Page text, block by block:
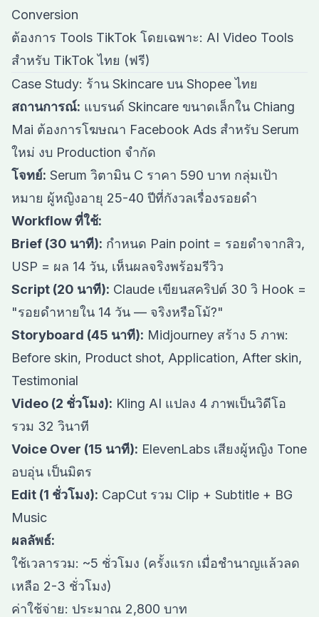
Conversion
ต้องการ Tools TikTok โดยเฉพาะ: AI Video Tools
สำหรับ TikTok ไทย (ฟรี)
Case Study: ร้าน Skincare บน Shopee ไทย
สถานการณ์: แบรนด์ Skincare ขนาดเล็กใน Chiang
Mai ต้องการโฆษณา Facebook Ads สำหรับ Serum
ใหม่ งบ Production จำกัด
โจทย์: Serum วิตามิน C ราคา 590 บาท กลุ่มเป้า
หมาย ผู้หญิงอายุ 25-40 ปีที่กังวลเรื่องรอยดำ
Workflow ที่ใช้:
Brief (30 นาที): กำหนด Pain point = รอยดำจากสิว,
USP = ผล 14 วัน, เห็นผลจริงพร้อมรีวิว
Script (20 นาที): Claude เขียนสคริปต์ 30 วิ Hook =
"รอยดำหายใน 14 วัน — จริงหรือโม้?"
Storyboard (45 นาที): Midjourney สร้าง 5 ภาพ:
Before skin, Product shot, Application, After skin,
Testimonial
Video (2 ชั่วโมง): Kling AI แปลง 4 ภาพเป็นวิดีโอ
รวม 32 วินาที
Voice Over (15 นาที): ElevenLabs เสียงผู้หญิง Tone
อบอุ่น เป็นมิตร
Edit (1 ชั่วโมง): CapCut รวม Clip + Subtitle + BG
Music
ผลลัพธ์:
ใช้เวลารวม: ~5 ชั่วโมง (ครั้งแรก เมื่อชำนาญแล้วลด
เหลือ 2-3 ชั่วโมง)
ค่าใช้จ่าย: ประมาณ 2,800 บาท